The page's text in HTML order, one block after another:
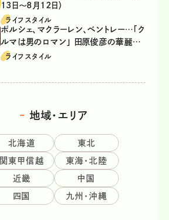
13日～8月12日）
ライフスタイル
ポルシェ、マクラーレン、ベントレー…「ク
ルマは男のロマン」 田原俊彦の華麗な
る愛車遍歴
ライフスタイル
地域・エリア
北海道 東北
関東甲信越 東海・北陸
近畿 中国
四国 九州・沖縄